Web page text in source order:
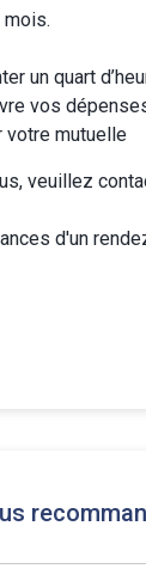
un quart
vos
votre mutuelle
veuillez
d'un